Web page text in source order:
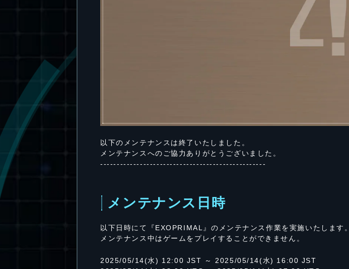
以下のメンテナンスは終了いたしました。
メンテナンスへのご協力ありがとうございました。
--------------------------------------------------
メンテナンス日時
以下日時にて『EXOPRIMAL』のメンテナンス作業を実施いたします。
メンテナンス中はゲームをプレイすることができません。
2025/05/14(水) 12:00 JST ～ 2025/05/14(水) 16:00 JST